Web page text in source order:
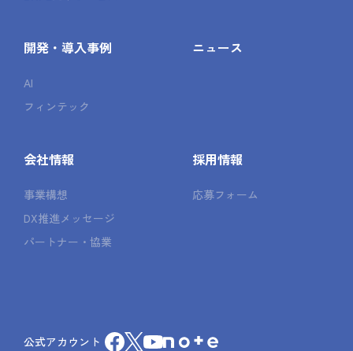
開発・導入事例
AI
フィンテック
ニュース
会社情報
事業構想
DX推進メッセージ
パートナー・協業
採用情報
応募フォーム
公式アカウント